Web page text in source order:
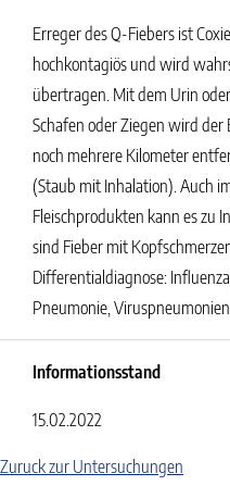
Erreger des Q-Fiebers ist
hochkontagiös und wird
übertragen. Mit dem Urin
Schafen oder Ziegen wird
noch mehrere Kilometer
(Staub mit Inhalation). Auch
Fleischprodukten kann es zu
sind Fieber mit
Differentialdiagnose:
Pneumonie, Viruspneumonien
Informationsstand
15.02.2022
Zuruck zur Untersuchungen